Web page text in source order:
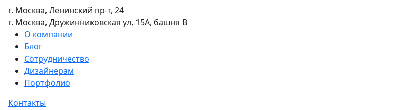
г. Москва, Ленинский пр-т, 24
г. Москва, Дружинниковская ул, 15А, башня В
О компании
Блог
Сотрудничество
Дизайнерам
Портфолио
Контакты